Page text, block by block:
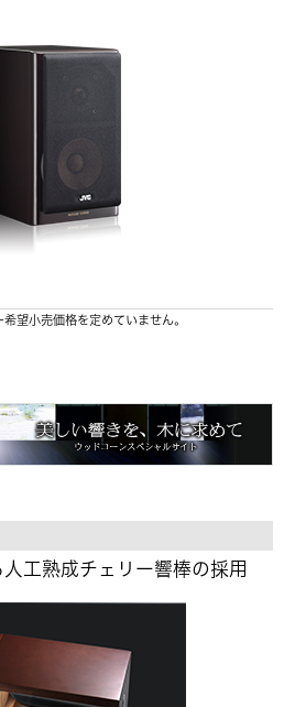
望小売価格を定めていません。
工熟成チェリー響棒の採用